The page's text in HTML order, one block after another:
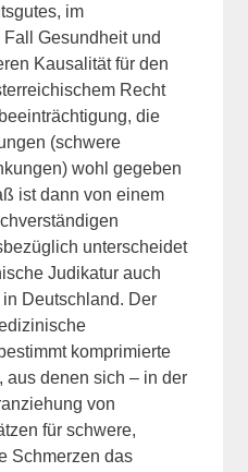
im
Gesundheit und
Kausalität für den
Recht
die
(schwere
wohl gegeben
ist dann von einem
unterscheidet
Judikatur auch
Deutschland. Der
komprimierte
aus denen sich – in der
von
für schwere,
Schmerzen das